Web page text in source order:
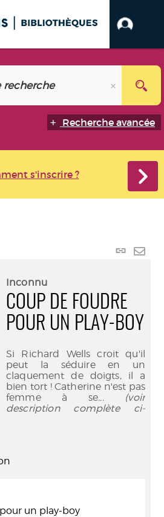
Recherche avancée
s'inscrire ?
Lien
Inconnu
COUP DE FOUDRE
POUR UN PLAY-BOY
Si Richard Wells croit qu'il
peut la séduire en un
claquement de doigts, il a
bien tort ! Catherine n'est pas
femme à se... (voir
description complète ci-
un play-boy